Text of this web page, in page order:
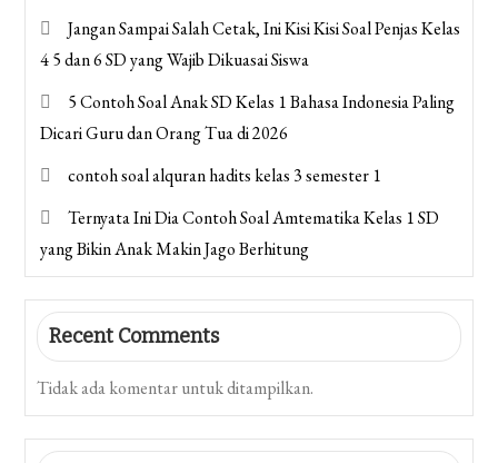
Jangan Sampai Salah Cetak, Ini Kisi Kisi Soal Penjas Kelas
4 5 dan 6 SD yang Wajib Dikuasai Siswa
5 Contoh Soal Anak SD Kelas 1 Bahasa Indonesia Paling
Dicari Guru dan Orang Tua di 2026
contoh soal alquran hadits kelas 3 semester 1
Ternyata Ini Dia Contoh Soal Amtematika Kelas 1 SD
yang Bikin Anak Makin Jago Berhitung
Recent Comments
Tidak ada komentar untuk ditampilkan.